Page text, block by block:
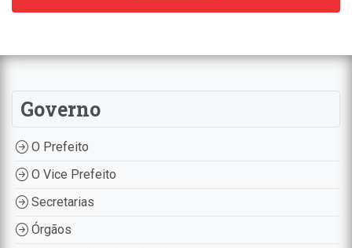
Governo
O Prefeito
O Vice Prefeito
Secretarias
Órgãos